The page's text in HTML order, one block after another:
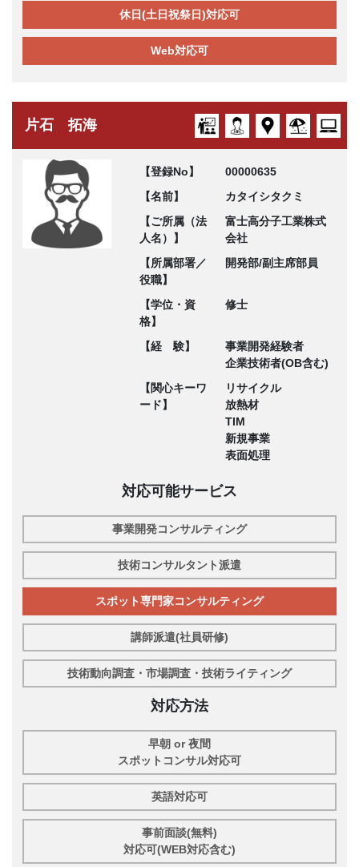
休日(土日祝祭日)対応可
Web対応可
片石 拓海
【登録No】
00000635
【名前】
カタイシタクミ
【ご所属（法
人名）】
富士高分子工業株式
会社
【所属部署／
役職】
開発部/副主席部員
【学位・資
格】
修士
【経 験】
事業開発経験者
企業技術者(OB含む)
【関心キーワ
ード】
リサイクル
放熱材
TIM
新規事業
表面処理
対応可能サービス
事業開発コンサルティング
技術コンサルタント派遣
スポット専門家コンサルティング
講師派遣(社員研修)
技術動向調査・市場調査・技術ライティング
対応方法
早朝 or 夜間
スポットコンサル対応可
英語対応可
事前面談(無料)
対応可(WEB対応含む)